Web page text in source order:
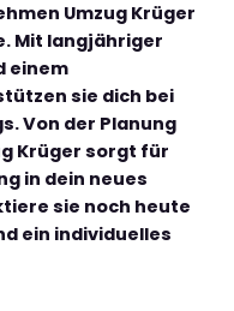
Umzug Krüger
Mit langjähriger
einem
sie dich bei
Von der Planung
Krüger sorgt für
in dein neues
sie noch heute
ein individuelles